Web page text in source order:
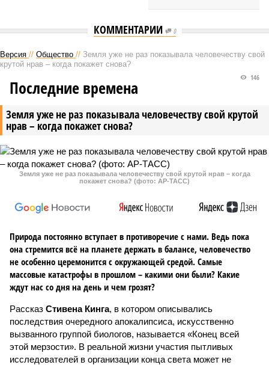
КОММЕНТАРИИ 0
Версия // Общество // Земля уже не раз показывала человечеству свой
крутой нрав – когда покажет снова?
Земля уже не раз показывала человечеству свой крутой
нрав – когда покажет снова?
146
Последние времена
Земля уже не раз показывала человечеству свой крутой нрав – когда
покажет снова? (фото: АР-ТАСС)
Природа постоянно вступает в противоречие с нами. Ведь пока
она стремится всё на планете держать в балансе, человечество
не особенно церемонится с окружающей средой. Самые
массовые катастрофы в прошлом – какими они были? Какие
ждут нас со дня на день и чем грозят?
Рассказ Стивена Кинга, в котором описывались
последствия очередного апокалипсиса, искусственно
вызванного группой биологов, называется «Конец всей
этой мерзости». В реальной жизни участия пытливых
исследователей в организации конца света может не